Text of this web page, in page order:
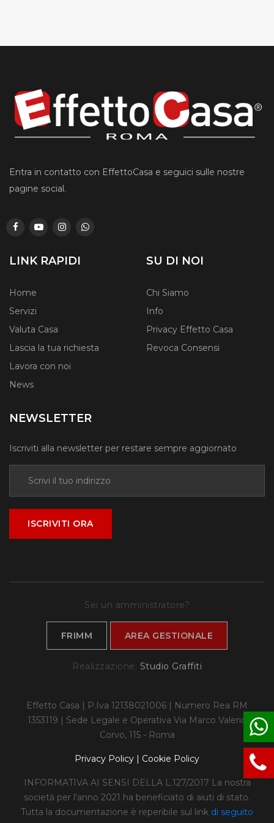
Entra in contatto con EffettoCasa e seguici sulle nostre
pagine social.
LINK RAPIDI
Home
Servizi
Valuta Casa
Lascia la tua richiesta
Lavora con noi
News
SU DI NOI
Chi Siamo
Info
Privacy Effetto Casa
Revoca Consensi
NEWSLETTER
Iscriviti alla newsletter per restare sempre aggiornato
ISCRIVITI ORA
Sei un amministratore?
FRIMM AREA GESTIONALE
Realizzazione: Studio Graffiti
Effetto Casa | P.Iva 12138021006 | Numero Rea RM
1353119 | Sede Legale e Operativa Via Marco Valerio
Corvo, 115 - Roma
Privacy Policy Cookie Policy
INFORMATIVA AI SENSI DELLA L.127/2017 La nostra
società per l'anno 2021 ha beneficiato di aiuti di stato.
Tutta la documentazione è reperibile sul link di seguito